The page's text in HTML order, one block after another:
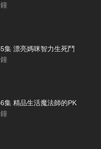
集 漂亮媽咪智力生死鬥
集 精品生活魔法師的PK